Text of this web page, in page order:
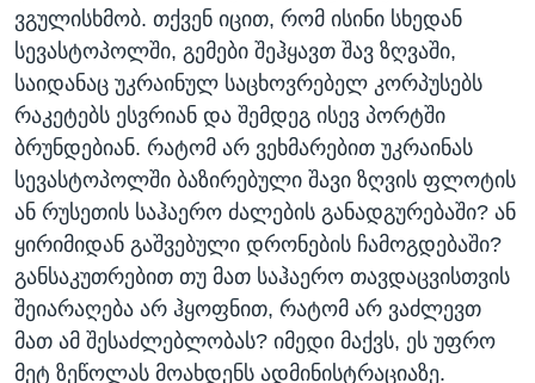
ვგულისხმობ. თქვენ იცით, რომ ისინი სხედან
სევასტოპოლში, გემები შეჰყავთ შავ ზღვაში,
საიდანაც უკრაინულ საცხოვრებელ კორპუსებს
რაკეტებს ესვრიან და შემდეგ ისევ პორტში
ბრუნდებიან. რატომ არ ვეხმარებით უკრაინას
სევასტოპოლში ბაზირებული შავი ზღვის ფლოტის
ან რუსეთის საჰაერო ძალების განადგურებაში? ან
ყირიმიდან გაშვებული დრონების ჩამოგდებაში?
განსაკუთრებით თუ მათ საჰაერო თავდაცვისთვის
შეიარაღება არ ჰყოფნით, რატომ არ ვაძლევთ
მათ ამ შესაძლებლობას? იმედი მაქვს, ეს უფრო
მეტ ზეწოლას მოახდენს ადმინისტრაციაზე.